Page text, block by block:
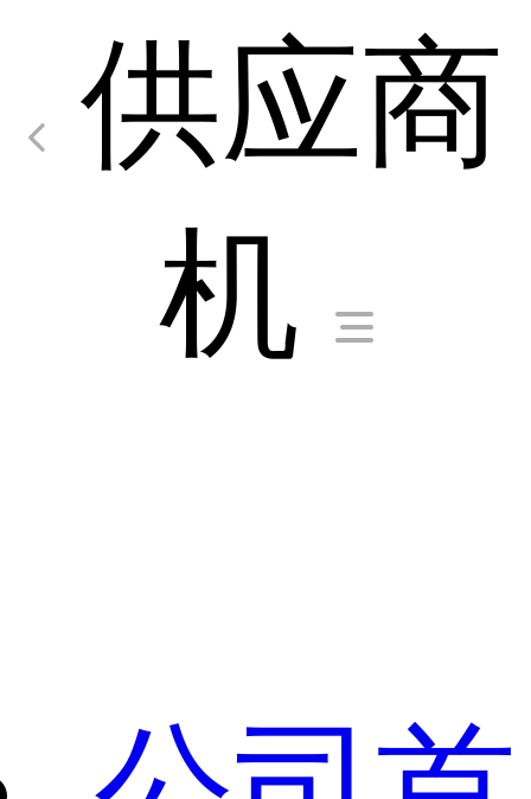
供应商
机